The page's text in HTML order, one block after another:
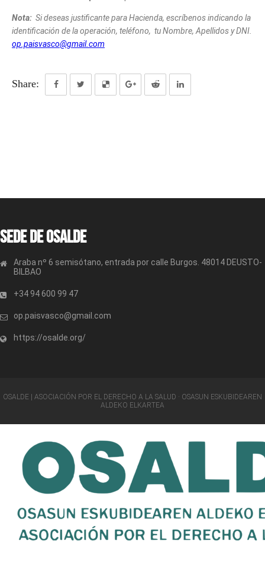
Nota: Si deseas justificante para Hacienda, escríbenos indicando la
identificación de la operación, teléfono, tu Nombre, Apellidos y DNI.
op.paisvasco@gmail.com
Share:
Sede de OSALDE
Araba nº 6 semisótano, entrada por calle Burgos. 48014 DEUSTO-
BILBAO
+34 94 600 99 47
op.paisvasco@gmail.com
https://osalde.org/
OSALDE | ASOCIACIÓN POR EL DERECHO A LA SALUD · OSASUN ESKUBIDEAREN
ALDEKO ELKARTEA